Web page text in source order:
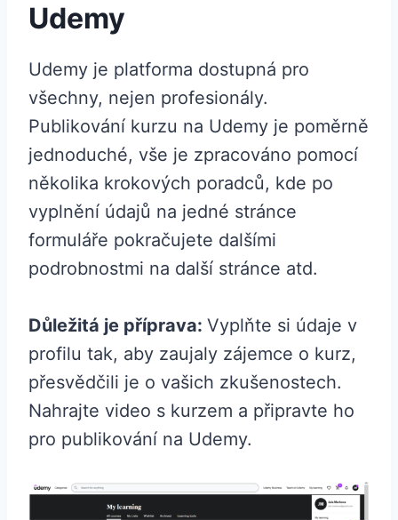
Udemy
Udemy je platforma dostupná pro
všechny, nejen profesionály.
Publikování kurzu na Udemy je poměrně
jednoduché, vše je zpracováno pomocí
několika krokových poradců, kde po
vyplnění údajů na jedné stránce
formuláře pokračujete dalšími
podrobnostmi na další stránce atd.
Důležitá je příprava: Vyplňte si údaje v
profilu tak, aby zaujaly zájemce o kurz,
přesvědčili je o vašich zkušenostech.
Nahrajte video s kurzem a připravte ho
pro publikování na Udemy.